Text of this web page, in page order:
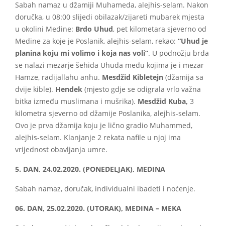
Sabah namaz u džamiji Muhameda, alejhis-selam. Nakon
doručka, u 08:00 slijedi obilazak/zijareti mubarek mjesta
u okolini Medine: Brdo Uhud, pet kilometara sjeverno od
Medine za koje je Poslanik, alejhis-selam, rekao: “Uhud je
planina koju mi volimo i koja nas voli”. U podnožju brda
se nalazi mezarje šehida Uhuda među kojima je i mezar
Hamze, radijallahu anhu. Mesdžid Kibletejn (džamija sa
dvije kible). Hendek (mjesto gdje se odigrala vrlo važna
bitka između muslimana i mušrika). Mesdžid Kuba, 3
kilometra sjeverno od džamije Poslanika, alejhis-selam.
Ovo je prva džamija koju je lično gradio Muhammed,
alejhis-selam. Klanjanje 2 rekata nafile u njoj ima
vrijednost obavljanja umre.
5. DAN, 24.02.2020. (PONEDELJAK), MEDINA
Sabah namaz, doručak, individualni ibadeti i noćenje.
06. DAN, 25.02.2020. (UTORAK), MEDINA – MEKA